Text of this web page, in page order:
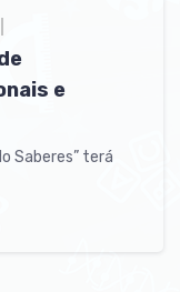
e
Saberes” terá